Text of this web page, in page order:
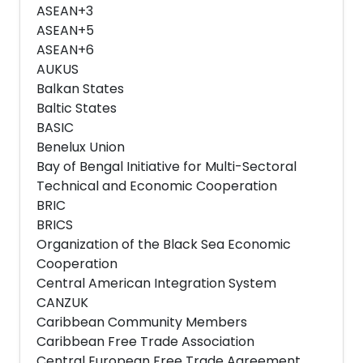
ASEAN+3
ASEAN+5
ASEAN+6
AUKUS
Balkan States
Baltic States
BASIC
Benelux Union
Bay of Bengal Initiative for Multi-Sectoral
Technical and Economic Cooperation
BRIC
BRICS
Organization of the Black Sea Economic
Cooperation
Central American Integration System
CANZUK
Caribbean Community Members
Caribbean Free Trade Association